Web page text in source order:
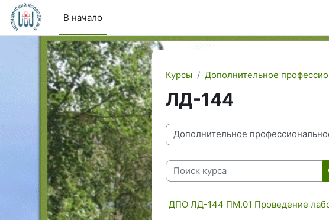
Перейти к основному содержанию
В начало
Курсы Дополнительное
ЛД-144
Категории курсов
Поиск курса
ДПО ЛД-144 ПМ.01 Проведение